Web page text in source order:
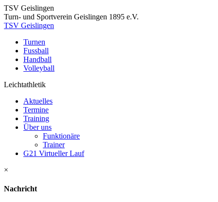
TSV Geislingen
Turn- und Sportverein Geislingen 1895 e.V.
TSV Geislingen
Turnen
Fussball
Handball
Volleyball
Leichtathletik
Aktuelles
Termine
Training
Über uns
Funktionäre
Trainer
G21 Virtueller Lauf
×
Nachricht